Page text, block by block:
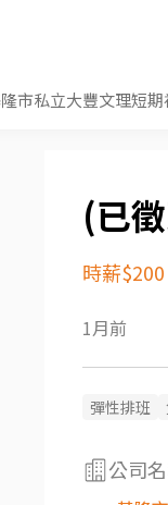
市私立大豐文理短期
時薪
1月前
彈性排班
公司